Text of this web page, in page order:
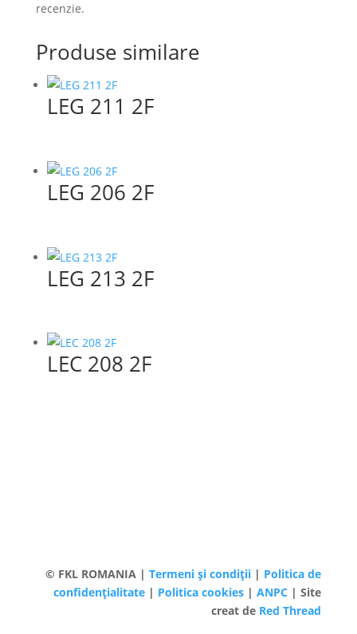
recenzie.
Produse similare
LEG 211 2F
LEG 206 2F
LEG 213 2F
LEC 208 2F
© FKL ROMANIA |Termeni și condiții | Politica de
confidențialitate | Politica cookies |ANPC | Site
creat de Red Thread